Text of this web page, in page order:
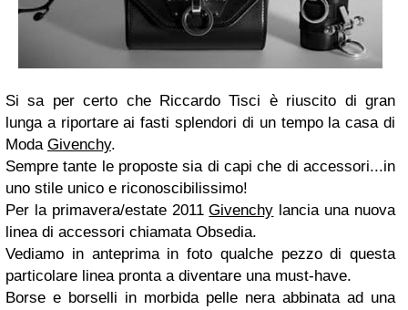
Si sa per certo che Riccardo Tisci è riuscito di gran
lunga a riportare ai fasti splendori di un tempo la casa di
Moda Givenchy.
Sempre tante le proposte sia di capi che di accessori...in
uno stile unico e riconoscibilissimo!
Per la primavera/estate 2011 Givenchy lancia una nuova
linea di accessori chiamata Obsedia.
Vediamo in anteprima in foto qualche pezzo di questa
particolare linea pronta a diventare una must-have.
Borse e borselli in morbida pelle nera abbinata ad una